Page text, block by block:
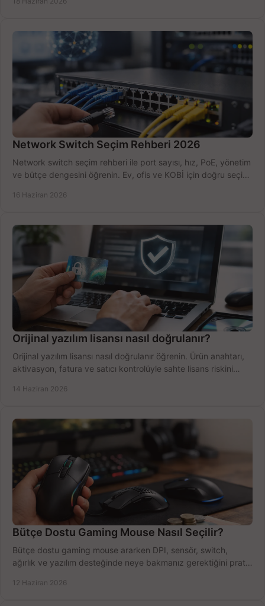
Network Switch Seçim Rehberi 2026
Network switch seçim rehberi ile port sayısı, hız, PoE, yönetim
ve bütçe dengesini öğrenin. Ev, ofis ve KOBİ için doğru seçimi
16 Haziran 2026
Orijinal yazılım lisansı nasıl doğrulanır?
Orijinal yazılım lisansı nasıl doğrulanır öğrenin. Ürün anahtarı,
aktivasyon, fatura ve satıcı kontrolüyle sahte lisans riskini
14 Haziran 2026
Bütçe Dostu Gaming Mouse Nasıl Seçilir?
Bütçe dostu gaming mouse ararken DPI, sensör, switch,
ağırlık ve yazılım desteğinde neye bakmanız gerektiğini pratik
12 Haziran 2026